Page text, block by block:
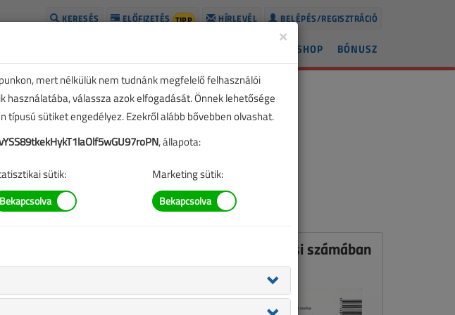
BELÉPÉS/REGISZTRÁCIÓ
HÍRLEVÉL
ELŐFIZETÉS TIPP
KERESÉS
BÓNUSZ
SHOP
Ez a cikk a VL 2014. májusi számában
jelent meg.
×
mert nélkülük nem tudnánk megfelelő felhasználói
válassza azok elfogadását. Önnek lehetősége
sütiket engedélyez. Ezekről alább bővebben olvashat.
, állapota:
sütik: Marketing sütik: